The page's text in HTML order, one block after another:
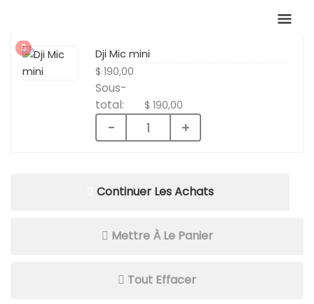
contenu
Dji Mic mini
$ 190,00
− +
quantité
mini
$ 190,00
Continuer Les Achats
Mettre À Le Panier
Tout Effacer